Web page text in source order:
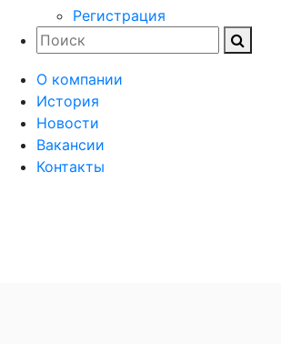
Регистрация
О компании
История
Новости
Вакансии
Контакты